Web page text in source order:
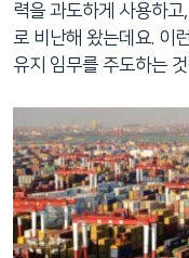
력을 과도하게 사용하
로 비난해 왔는데요. 이
유지 임무를 주도하는